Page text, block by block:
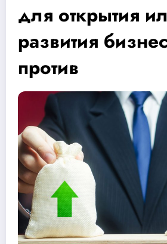
для открытия
развития
против